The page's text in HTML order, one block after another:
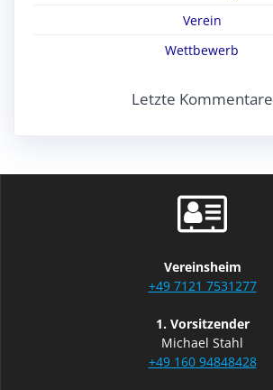
Verein
Wettbewerb
Letzte Kommentare
Vereinsheim
+49 7121 7531277
1. Vorsitzender
Michael Stahl
+49 160 94848428